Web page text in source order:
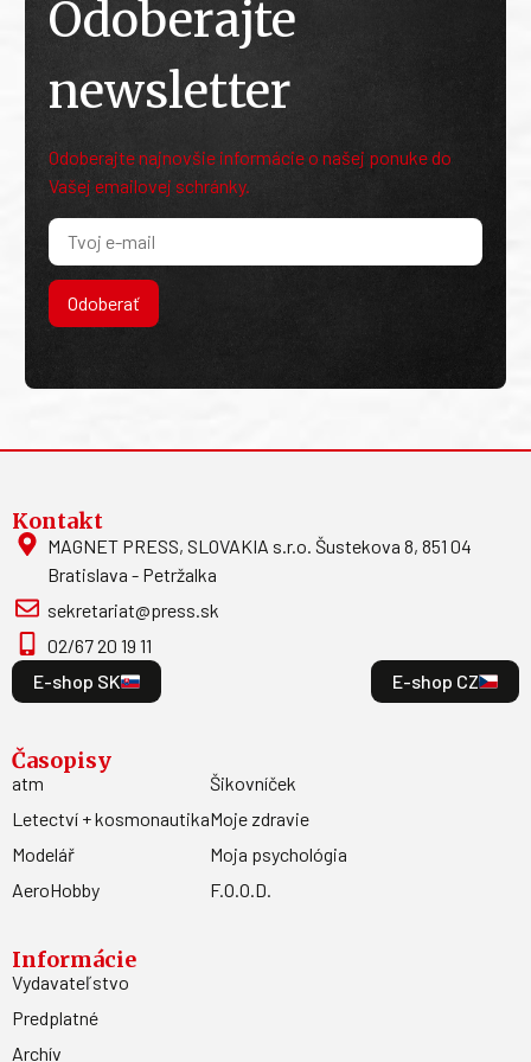
Odoberajte
newsletter
Odoberajte najnovšie informácie o našej ponuke do
Vašej emailovej schránky.
Odoberať
Kontakt
MAGNET PRESS, SLOVAKIA s.r.o. Šustekova 8, 851 04
Bratislava - Petržalka
sekretariat@press.sk
02/67 20 19 11
E-shop SK
E-shop CZ
Časopisy
atm
Letectví + kosmonautika
Modelář
AeroHobby
Šikovníček
Moje zdravie
Moja psychológia
F.O.O.D.
Informácie
Vydavateľstvo
Predplatné
Archív